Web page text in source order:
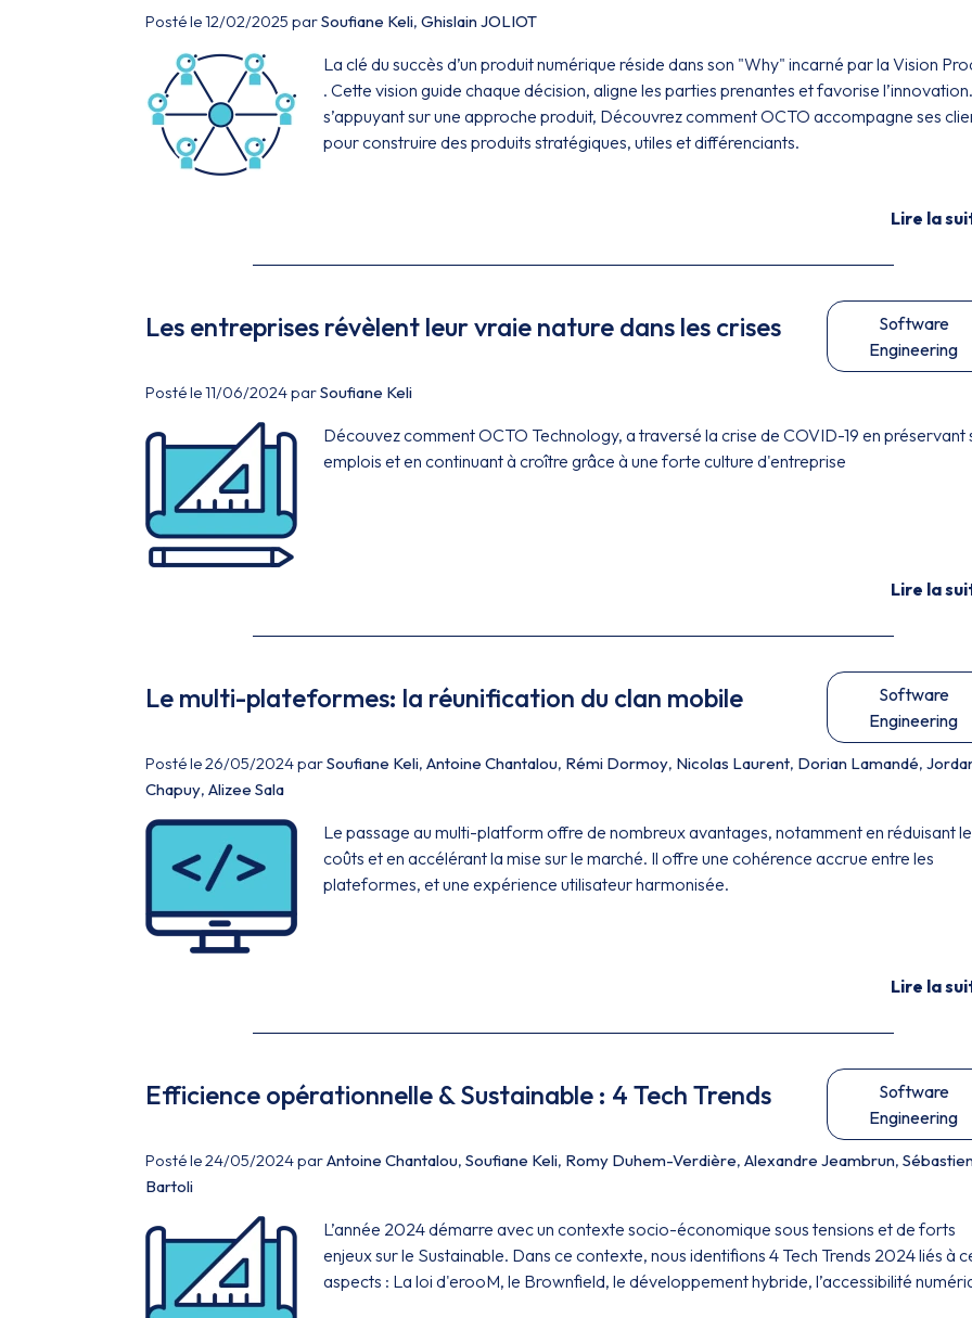
Posté le 12/02/2025 parSoufiane Keli, Ghislain JOLIOT
La clé du succès d’un produit numérique réside dans son "Why" incarné par la Vision
. Cette vision guide chaque décision, aligne les parties prenantes et favorise
s’appuyant sur une approche produit, Découvrez comment OCTO accompagne ses
pour construire des produits stratégiques, utiles et différenciants.
Lire la
Les entreprises révèlent leur vraie nature dans les crises
Software
Engineering
Posté le 11/06/2024 parSoufiane Keli
Découvez comment OCTO Technology, a traversé la crise de COVID-19 en préservant
emplois et en continuant à croître grâce à une forte culture d'entreprise
Lire la
Le multi-plateformes: la réunification du clan mobile
Software
Engineering
Posté le 26/05/2024 parSoufiane Keli, Antoine Chantalou, Rémi Dormoy, Nicolas Laurent, Dorian Lamandé,
Chapuy, Alizee Sala
Le passage au multi-platform offre de nombreux avantages, notamment en réduisant
coûts et en accélérant la mise sur le marché. Il offre une cohérence accrue entre les
plateformes, et une expérience utilisateur harmonisée.
Lire la
Efficience opérationnelle & Sustainable : 4 Tech Trends
Software
Engineering
Posté le 24/05/2024 parAntoine Chantalou, Soufiane Keli, Romy Duhem-Verdière, Alexandre Jeambrun, Sébastien
Bartoli
L’année 2024 démarre avec un contexte socio-économique sous tensions et de forts
enjeux sur le Sustainable. Dans ce contexte, nous identifions 4 Tech Trends 2024 liés à
aspects : La loi d'erooM, le Brownfield, le développement hybride, l’accessibilité